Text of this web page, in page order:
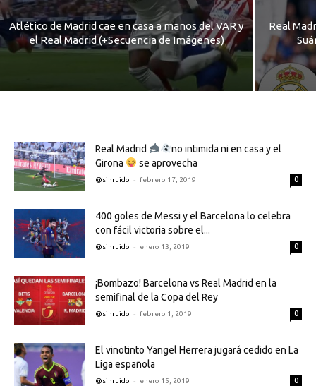
Atlético de Madrid cae en casa a manos del VAR y
el Real Madrid (+Secuencia de Imágenes)
Real
Real Madrid
no intimida ni en casa y el
Girona
se aprovecha
@sinruido - febrero 17, 2019 0
400 goles de Messi y el Barcelona lo celebra
con fácil victoria sobre el...
@sinruido - enero 13, 2019 0
¡Bombazo! Barcelona vs Real Madrid en la
semifinal de la Copa del Rey
@sinruido - febrero 1, 2019 0
El vinotinto Yangel Herrera jugará cedido en La
Liga española
@sinruido - enero 15, 2019 0